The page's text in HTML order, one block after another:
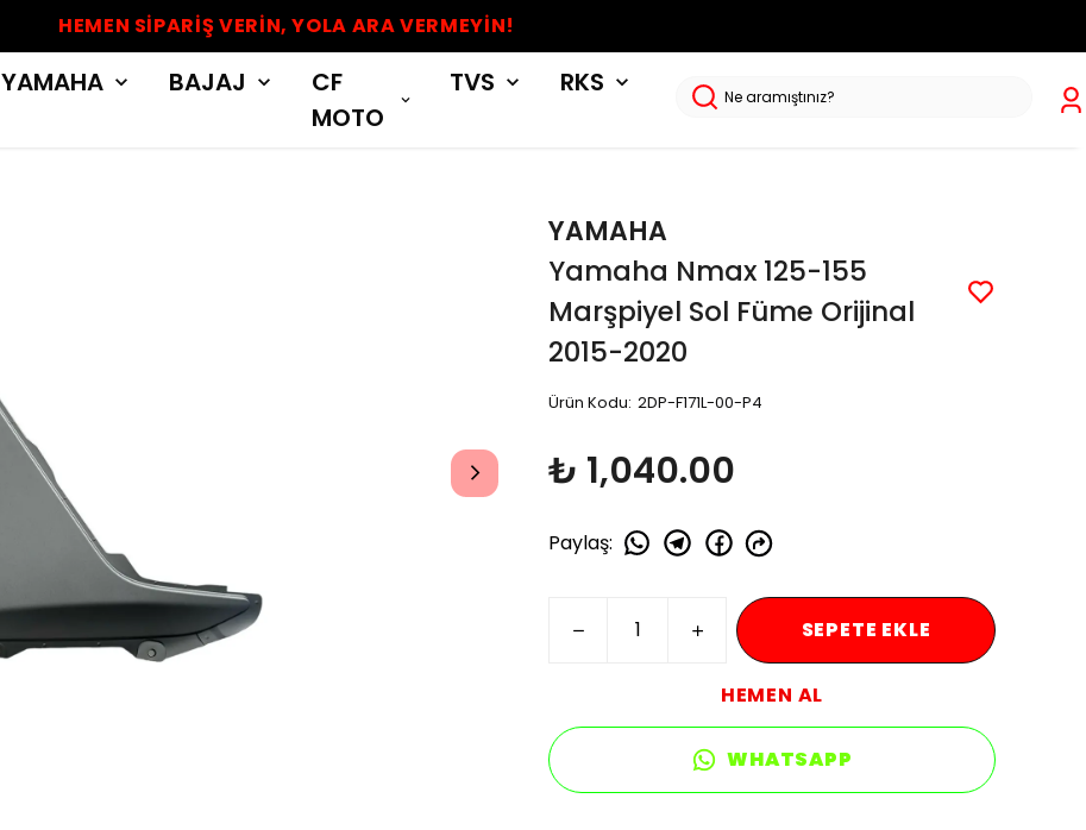
HEMEN SİPARİŞ VERİN, YOLA ARA VERMEYİN!
YAMAHA BAJAJ
CF
MOTO
TVS RKS
YAMAHA
Yamaha Nmax 125-155
Marşpiyel Sol Füme Orijinal
2015-2020
Ürün Kodu: 2DP-F171L-00-P4
₺ 1,040.00
Paylaş:
SEPETE EKLE
HEMEN AL
WHATSAPP